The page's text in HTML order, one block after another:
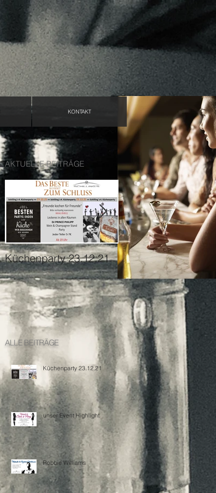
KONTAKT
AKTUELLE BEITRÄGE
Küchenparty 23.12.21 unser Event
ALLE BEITRÄGE
Küchenparty 23.12.21
unser Event Highlight
Robbie Williams